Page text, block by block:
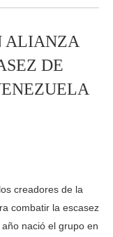
ALIANZA
DE
creadores de la
combatir la escasez
nació el grupo en